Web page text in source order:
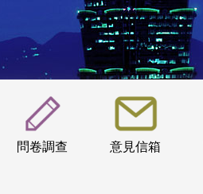
問卷調查 意見信箱
:::